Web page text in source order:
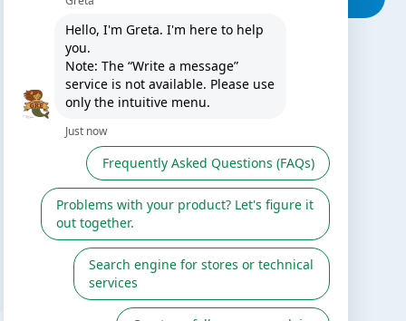
TE PUEDE INTERESAR
El blog de Gre
Servicio de postventa
Catálogo Gre / Zodiac
SÍGUENOS EN